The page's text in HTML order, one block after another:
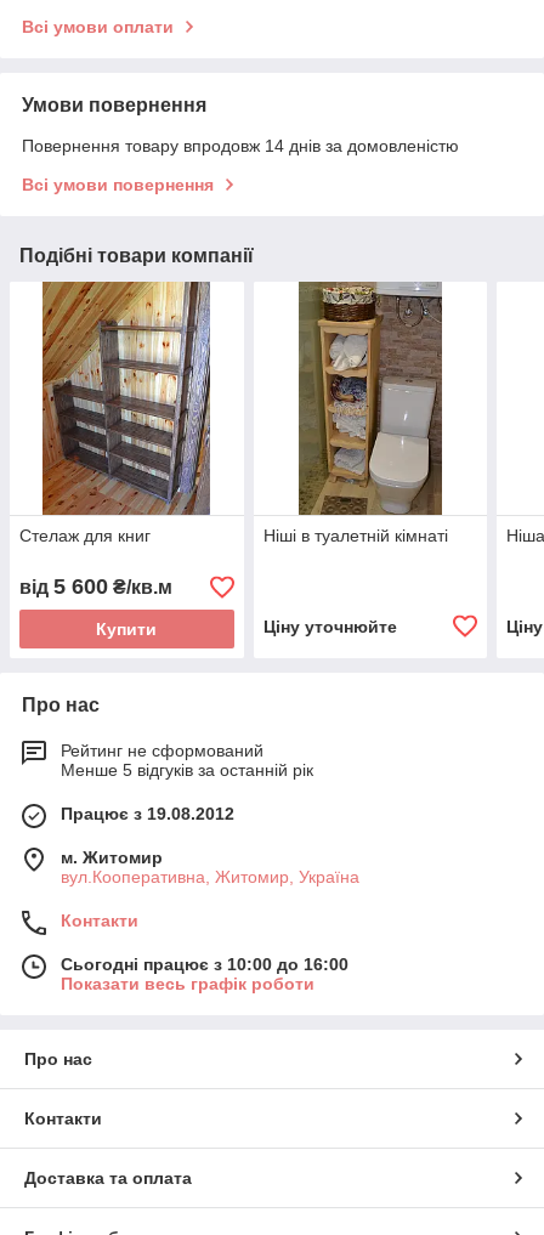
Всі умови оплати
Умови повернення
Повернення товару впродовж 14 днів за домовленістю
Всі умови повернення
Подібні товари компанії
Стелаж для книг
від 5 600 ₴/кв.м
Купити
Ніші в туалетній кімнаті
Ціну уточнюйте
Про нас
Рейтинг не сформований
Менше 5 відгуків за останній рік
Працює з 19.08.2012
м. Житомир
вул.Кооперативна, Житомир, Україна
Контакти
Сьогодні працює з 10:00 до 16:00
Показати весь графік роботи
Про нас
Контакти
Доставка та оплата